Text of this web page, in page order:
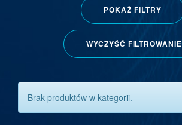
POKAŻ FILTRY
WYCZYŚĆ FILTROWANIE
Brak produktów w kategorii.